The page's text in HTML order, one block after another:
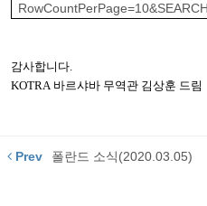
감사합니다.
KOTRA 바르샤바 무역관 김상훈 드림
Prev 폴란드 소식(2020.03.05)